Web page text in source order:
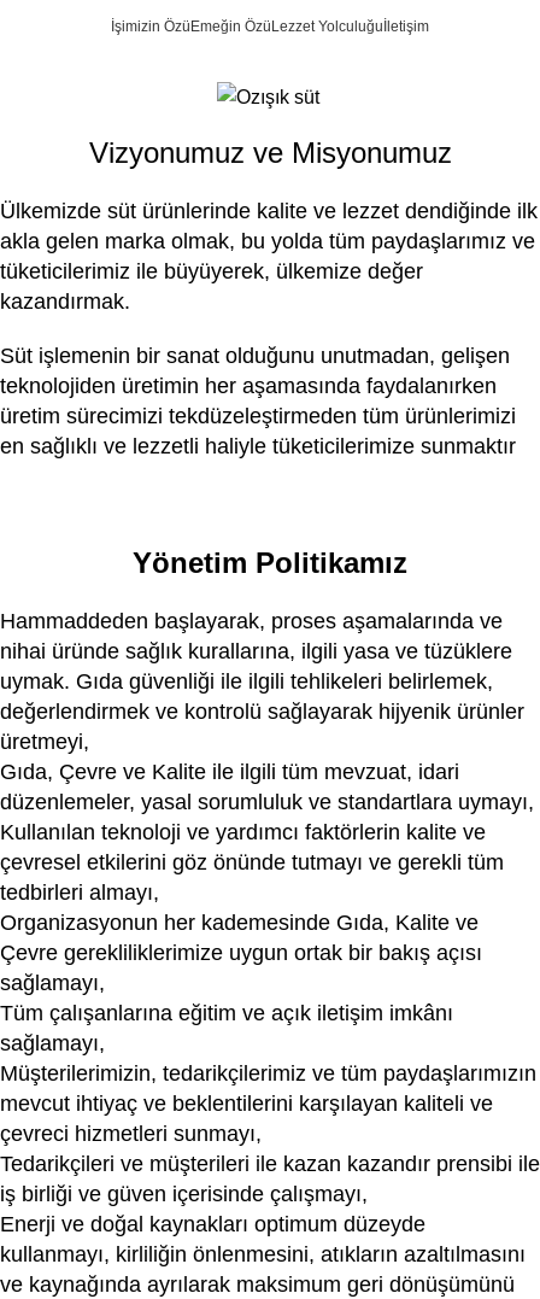
İşimizin Özü Emeğin Özü Lezzet Yolculuğu İletişim
Kurumsal
Vizyonumuz ve Misyonumuz
Ülkemizde süt ürünlerinde kalite ve lezzet dendiğinde ilk
akla gelen marka olmak, bu yolda tüm paydaşlarımız ve
tüketicilerimiz ile büyüyerek, ülkemize değer
kazandırmak.
Süt işlemenin bir sanat olduğunu unutmadan, gelişen
teknolojiden üretimin her aşamasında faydalanırken
üretim sürecimizi tekdüzeleştirmeden tüm ürünlerimizi
en sağlıklı ve lezzetli haliyle tüketicilerimize sunmaktır
Yönetim Politikamız
Hammaddeden başlayarak, proses aşamalarında ve
nihai üründe sağlık kurallarına, ilgili yasa ve tüzüklere
uymak. Gıda güvenliği ile ilgili tehlikeleri belirlemek,
değerlendirmek ve kontrolü sağlayarak hijyenik ürünler
üretmeyi,
Gıda, Çevre ve Kalite ile ilgili tüm mevzuat, idari
düzenlemeler, yasal sorumluluk ve standartlara uymayı,
Kullanılan teknoloji ve yardımcı faktörlerin kalite ve
çevresel etkilerini göz önünde tutmayı ve gerekli tüm
tedbirleri almayı,
Organizasyonun her kademesinde Gıda, Kalite ve
Çevre gerekliliklerimize uygun ortak bir bakış açısı
sağlamayı,
Tüm çalışanlarına eğitim ve açık iletişim imkânı
sağlamayı,
Müşterilerimizin, tedarikçilerimiz ve tüm paydaşlarımızın
mevcut ihtiyaç ve beklentilerini karşılayan kaliteli ve
çevreci hizmetleri sunmayı,
Tedarikçileri ve müşterileri ile kazan kazandır prensibi ile
iş birliği ve güven içerisinde çalışmayı,
Enerji ve doğal kaynakları optimum düzeyde
kullanmayı, kirliliğin önlenmesini, atıkların azaltılmasını
ve kaynağında ayrılarak maksimum geri dönüşümünü